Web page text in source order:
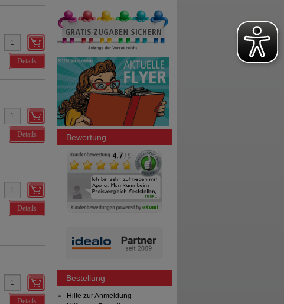
Details
Details
Details
Details
Bewertung
Bestellung
Hilfe zur Anmeldung